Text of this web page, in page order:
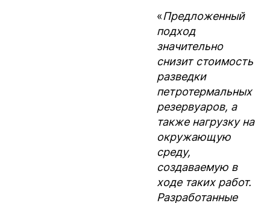
«Предложенный
подход
значительно
снизит стоимость
разведки
петротермальных
резервуаров, а
также нагрузку на
окружающую
среду,
создаваемую в
ходе таких работ.
Разработанные